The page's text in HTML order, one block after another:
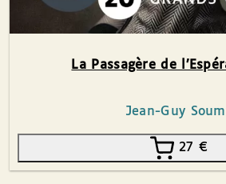
La Passagère de
Jean-Guy
27 €